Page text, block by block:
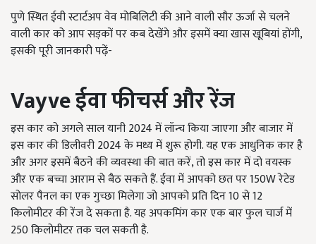
पुणे स्थित ईवी स्टार्टअप वेव मोबिलिटी की आने वाली सौर ऊर्जा से चलने
वाली कार को आप सड़कों पर कब देखेंगे और इसमें क्या खास खूबियां होंगी,
इसकी पूरी जानकारी पढ़ें-
Vayveईवा फीचर्स और रेंज
इस कार को अगले साल यानी 2024 में लॉन्च किया जाएगा और बाजार में
इस कार की डिलीवरी 2024 के मध्य में शुरू होगी. यह एक आधुनिक कार है
और अगर इसमें बैठने की व्यवस्था की बात करें, तो इस कार में दो वयस्क
और एक बच्चा आराम से बैठ सकते हैं. ईवा में आपको छत पर 150W रेटेड
सोलर पैनल का एक गुच्छा मिलेगा जो आपको प्रति दिन 10 से 12
किलोमीटर की रेंज दे सकता है. यह अपकमिंग कार एक बार फुल चार्ज में
250 किलोमीटर तक चल सकती है.